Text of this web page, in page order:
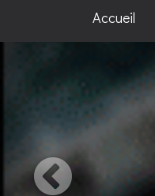
Accueil